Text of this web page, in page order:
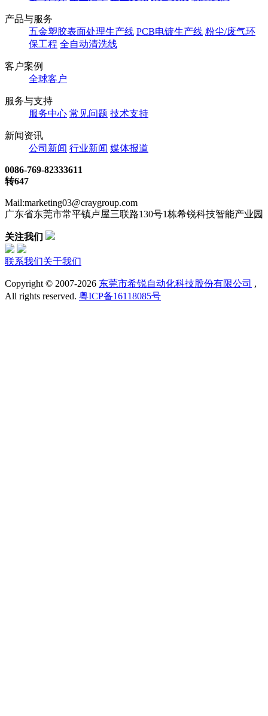
产品与服务
五金塑胶表面处理生产线 PCB电镀生产线 粉尘/废气环
保工程 全自动清洗线
客户案例
全球客户
服务与支持
服务中心 常见问题 技术支持
新闻资讯
公司新闻 行业新闻 媒体报道
0086-769-82333611
转647
Mail:marketing03@craygroup.com
广东省东莞市常平镇卢屋三联路130号1栋希锐科技智能产业园
关注我们
联系我们关于我们
Copyright © 2007-2026 东莞市希锐自动化科技股份有限公司 ,
All rights reserved. 粤ICP备16118085号